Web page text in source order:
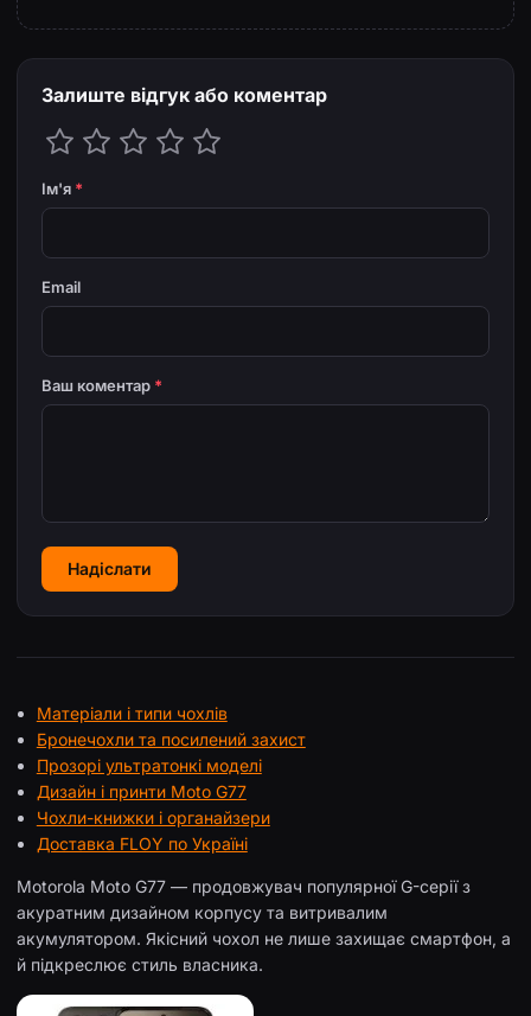
Залиште відгук або коментар
Ім'я *
Email
Ваш коментар *
Надіслати
Матеріали і типи чохлів
Бронечохли та посилений захист
Прозорі ультратонкі моделі
Дизайн і принти Moto G77
Чохли-книжки і органайзери
Доставка FLOY по Україні
Motorola Moto G77 — продовжувач популярної G-серії з
акуратним дизайном корпусу та витривалим
акумулятором. Якісний чохол не лише захищає смартфон, а
й підкреслює стиль власника.